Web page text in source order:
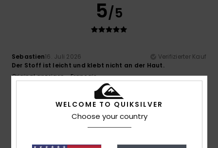
5/5
Sebastien16. Juli 2026
Verifizierter Kauf
Der Stoff ist leicht und klebt nicht an der Haut.
Original anzeigen - Français
Preis-Leistungs-Verhältnis
Farbe: 5
Ich empfehle dieses Produkt
5
WELCOME TO QUIKSILVER
Choose your country